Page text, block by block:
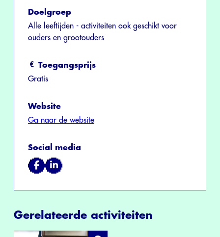
Doelgroep
Alle leeftijden - activiteiten ook geschikt voor
ouders en grootouders
Toegangsprijs
Gratis
Website
Ga naar de website
Social media
Gerelateerde activiteiten